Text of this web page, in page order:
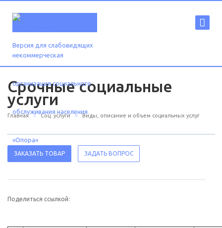
Версия для слабовидящих
Срочные социальные
услуги
Главная Соц. услуги Виды, описание и объем социальных услуг
ЗАКАЗАТЬ ТОВАР ЗАДАТЬ ВОПРОС
Поделиться ссылкой: